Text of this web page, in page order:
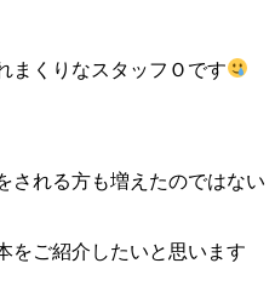
まくりなスタッフＯです
される方も増えたのではない
をご紹介したいと思います